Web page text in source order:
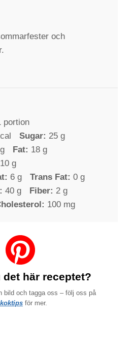
och
portion
Sugar: 25 g
Fat: 18 g
10 g
6 g Trans Fat: 0 g
40 g Fiber: 2 g
100 mg
det här receptet?
bild och tagga oss – följ oss på
för mer.